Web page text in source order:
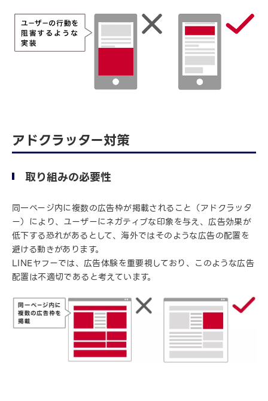
アドクラッター対策
取り組みの必要性
同一ページ内に複数の広告枠が掲載されること（アドクラッタ
ー）により、ユーザーにネガティブな印象を与え、広告効果が
低下する恐れがあるとして、海外ではそのような広告の配置を
避ける動きがあります。
LINEヤフーでは、広告体験を重要視しており、このような広告
配置は不適切であると考えています。